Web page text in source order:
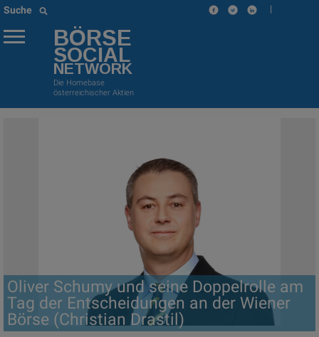
Suche |
BÖRSE
SOCIAL
NETWORK
Die Homebase
österreichischer Aktien
Oliver Schumy und seine Doppelrolle am
Tag der Entscheidungen an der Wiener
Börse (Christian Drastil)